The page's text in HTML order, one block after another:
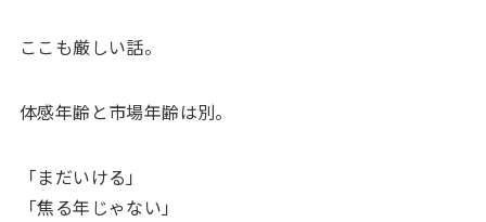
ここも厳しい話。
体感年齢と市場年齢は別。
「まだいける」
「焦る年じゃない」